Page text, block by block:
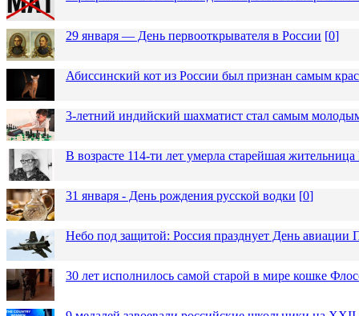
29 января — День первооткрывателя в России [0]
Абиссинский кот из России был признан самым
3-летний индийский шахматист стал самым
В возрасте 114-ти лет умерла старейшая
31 января - День рождения русской водки [0]
Небо под защитой: Россия празднует День
30 лет исполнилось самой старой в мире кошке